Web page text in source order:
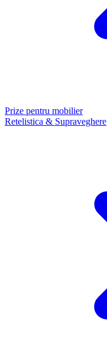
Prize pentru mobilier
Retelistica & Supraveghere